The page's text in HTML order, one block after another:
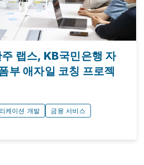
랩스, KB국민은행 자
부 애자일 코칭 프로젝
케이션 개발
금융 서비스